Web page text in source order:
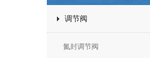
调节阀
氮封调节阀